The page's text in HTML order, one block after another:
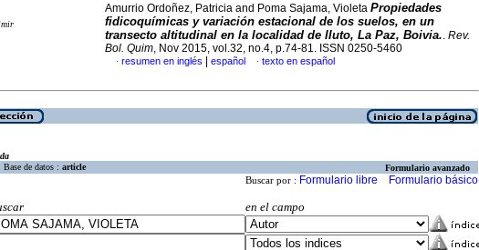
Amurrio Ordoñez, Patricia and Poma Sajama, Violeta Propiedades
fidicoquímicas y variación estacional de los suelos, en un
transecto altitudinal en la localidad de lluto, La Paz, Boivia.. Rev.
Bol. Quim, Nov 2015, vol.32, no.4, p.74-81. ISSN 0250-5460
· resumen en inglés español · texto en español
Base de datos : article Formulario avanzado
Buscar por : Formulario libre Formulario básico
en el campo